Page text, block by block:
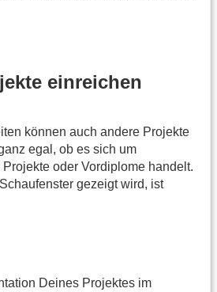
einreichen
können auch andere Projekte
egal, ob es sich um
oder Vordiplome handelt.
gezeigt wird, ist
Deines Projektes im